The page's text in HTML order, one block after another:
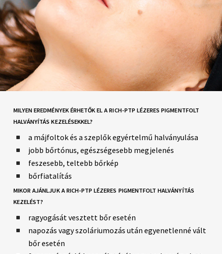
MILYEN EREDMÉNYEK ÉRHETŐK EL A RICH-PTP LÉZERES PIGMENTFOLT
HALVÁNYÍTÁS KEZELÉSEKKEL?
a májfoltok és a szeplők egyértelmű halványulása
jobb bőrtónus, egészségesebb megjelenés
feszesebb, teltebb bőrkép
bőrfiatalítás
MIKOR AJÁNLJUK A RICH-PTP LÉZERES PIGMENTFOLT HALVÁNYÍTÁS
KEZELÉST?
ragyogását vesztett bőr esetén
napozás vagy szoláriumozás után egyenetlenné vált
bőr esetén